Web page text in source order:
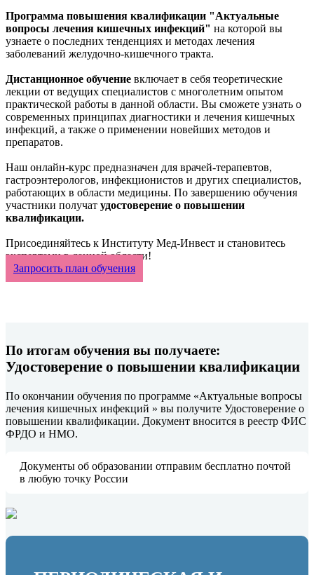
Программа повышения квалификации "Актуальные
вопросы лечения кишечных инфекций" на которой вы
узнаете о последних тенденциях и методах лечения
заболеваний желудочно-кишечного тракта.
Дистанционное обучение включает в себя теоретические
лекции от ведущих специалистов с многолетним опытом
практической работы в данной области. Вы сможете узнать о
современных принципах диагностики и лечения кишечных
инфекций, а также о применении новейших методов и
препаратов.
Наш онлайн-курс предназначен для врачей-терапевтов,
гастроэнтерологов, инфекционистов и других специалистов,
работающих в области медицины. По завершению обучения
участники получат удостоверение о повышении
квалификации.
Присоединяйтесь к Институту Мед-Инвест и становитесь
экспертами в данной области!
Запросить план обучения
По итогам обучения вы получаете:
Удостоверение о повышении квалификации
По окончании обучения по программе «Актуальные вопросы
лечения кишечных инфекций » вы получите Удостоверение о
повышении квалификации. Документ вносится в реестр ФИС
ФРДО и НМО.
Документы об образовании отправим бесплатно почтой
в любую точку России